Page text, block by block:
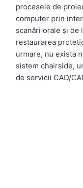
procesele de
computer prin
scanări orale și de
restaurarea
urmare, nu exista
sistem chairside,
de servicii CAD/